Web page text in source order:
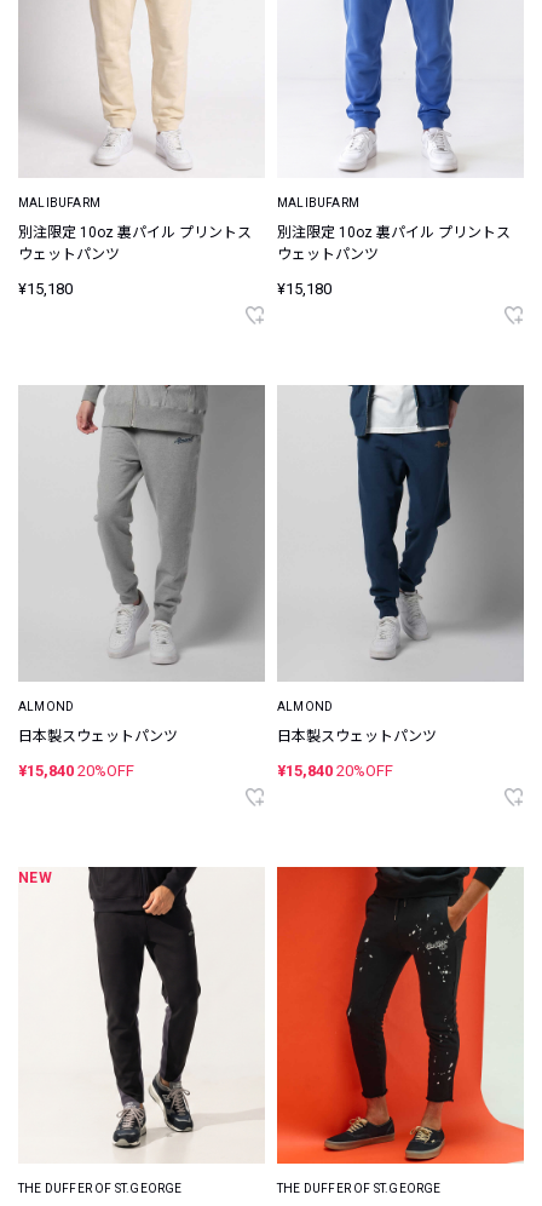
MALIBUFARM
別注限定 10oz 裏パイル プリントス
ウェットパンツ
¥15,180
MALIBUFARM
別注限定 10oz 裏パイル プリントス
ウェットパンツ
¥15,180
ALMOND
日本製スウェットパンツ
¥15,840 20%OFF
ALMOND
日本製スウェットパンツ
¥15,840 20%OFF
NEW
THE DUFFER OF ST.GEORGE THE DUFFER OF ST.GEORGE